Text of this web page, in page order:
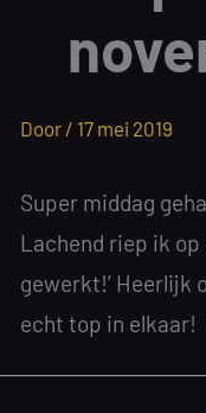
Door / 17 mei 2019
Super middag
Lachend riep ik op
gewerkt!’ Heerlijk
echt top in elkaar!